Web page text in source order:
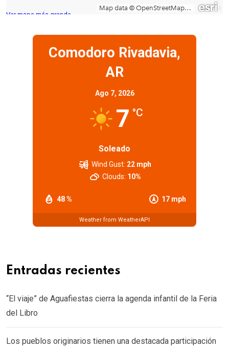
Ver mapa más grande
Comodoro Rivadavia,
AR
Ago 7, 2026
7 °C
Soleado
48 % 17 mph
Wind Gust: 22 mph
Clouds: 10%
Weather from WeatherAPI
Entradas recientes
“El viaje” de Aguafiestas cierra la agenda infantil de la Feria
del Libro
Los pueblos originarios tienen una destacada participación